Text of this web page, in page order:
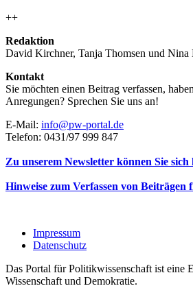
++
Redaktion
David Kirchner, Tanja Thomsen und Nina
Kontakt
Sie möchten einen Beitrag verfassen,
Anregungen? Sprechen Sie uns an!
E-Mail: info@pw-portal.de
Telefon: 0431/97 999 847
Zu unserem Newsletter können Sie sich
Hinweise zum Verfassen von Beiträgen
Impressum
Datenschutz
Das Portal für Politikwissenschaft ist eine
Wissenschaft und Demokratie.